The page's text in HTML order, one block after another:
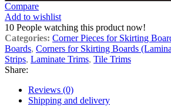
Compare
Add to wishlist
10 People watching this product now!
Categories: Corner Pieces for Skirting
Boards, Corners for Skirting Boards
Strips, Laminate Trims, Tile Trims
Share:
Reviews (0)
Shipping and delivery